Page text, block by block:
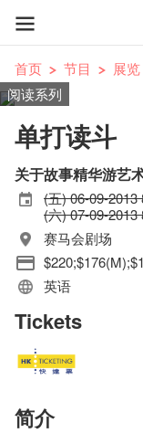
首页 节目 展览
阅读系列
单打读斗
关于故事精华游艺
(五) 06-09-
(六) 07-09-
赛马会剧场
英语
Tickets
简介